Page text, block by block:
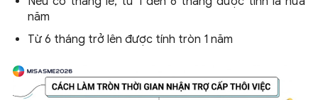
năm
Từ 6 tháng trở lên được tính tròn 1 năm